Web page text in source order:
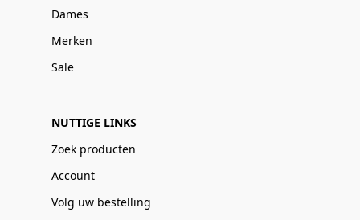
Dames
Merken
Sale
NUTTIGE LINKS
Zoek producten
Account
Volg uw bestelling